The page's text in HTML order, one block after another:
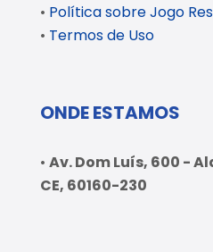
• Política sobre Jogo
• Termos de Uso
ONDE ESTAMOS
• Av. Dom Luís, 600 -
CE, 60160-230